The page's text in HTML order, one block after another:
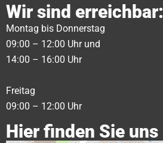
Wir sind erreichbar:
Montag bis Donnerstag
09:00 – 12:00 Uhr und
14:00 – 16:00 Uhr
Freitag
09:00 – 12:00 Uhr
Hier finden Sie uns